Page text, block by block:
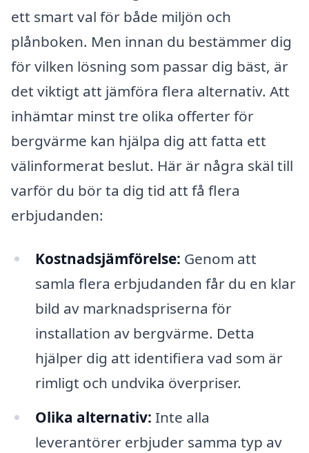
ett smart val för både miljön och
plånboken. Men innan du bestämmer dig
för vilken lösning som passar dig bäst, är
det viktigt att jämföra flera alternativ. Att
inhämtar minst tre olika offerter för
bergvärme kan hjälpa dig att fatta ett
välinformerat beslut. Här är några skäl till
varför du bör ta dig tid att få flera
erbjudanden:
Kostnadsjämförelse: Genom att
samla flera erbjudanden får du en klar
bild av marknadspriserna för
installation av bergvärme. Detta
hjälper dig att identifiera vad som är
rimligt och undvika överpriser.
Olika alternativ: Inte alla
leverantörer erbjuder samma typ av